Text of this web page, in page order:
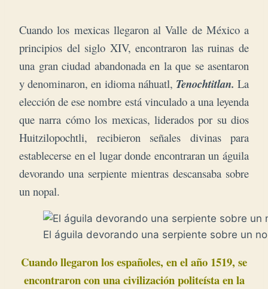
Cuando los mexicas llegaron al Valle de México a
principios del siglo XIV, encontraron las ruinas de
una gran ciudad abandonada en la que se asentaron
y denominaron, en idioma náhuatl, Tenochtitlan.La
elección de ese nombre está vinculado a una leyenda
que narra cómo los mexicas, liderados por su dios
Huitzilopochtli, recibieron señales divinas para
establecerse en el lugar donde encontraran un águila
devorando una serpiente mientras descansaba sobre
un nopal.
El águila devorando una serpiente sobre un
Cuando llegaron los españoles, en el año 1519, se
encontraron con una civilización politeísta en la